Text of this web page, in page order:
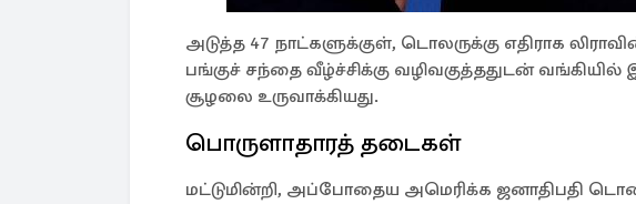
அடுத்த 47 நாட்களுக்குள், டொலருக்கு எதிராக
பங்குச் சந்தை வீழ்ச்சிக்கு வழிவகுத்ததுடன்
சூழலை உருவாக்கியது.
பொருளாதாரத் தடைகள்
மட்டுமின்றி, அப்போதைய அமெரிக்க ஜனாதிபதி